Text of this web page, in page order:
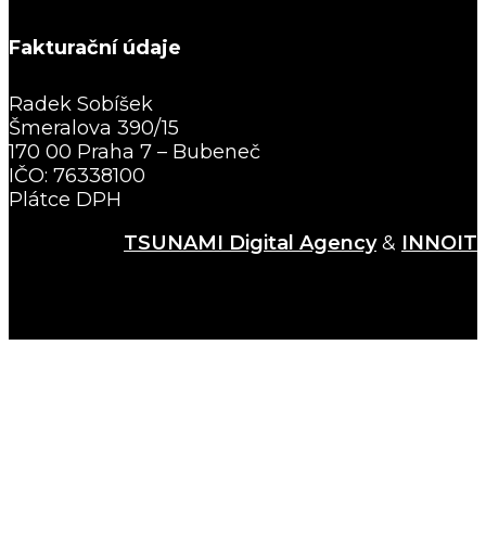
Fakturační údaje
Radek Sobíšek
Šmeralova 390/15
170 00 Praha 7 – Bubeneč
IČO: 76338100
Plátce DPH
TSUNAMI Digital Agency& INNOIT